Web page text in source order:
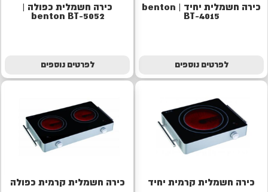
כירה חשמלית יחיד | benton
BT-4015
לפרטים נוספים
כירה חשמלית כפולה |
benton BT-5052
לפרטים נוספים
כירה חשמלית קרמית יחיד כירה חשמלית קרמית כפולה